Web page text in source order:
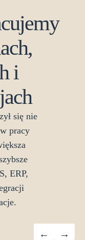
i
się nie
pracy
ERP,
← →